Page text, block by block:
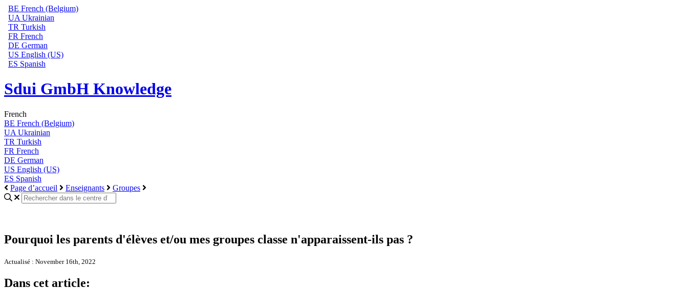
BE French (Belgium)
UA Ukrainian
TR Turkish
FR French
DE German
US English (US)
ES Spanish
Sdui GmbH Knowledge
French
BE French (Belgium)
UA Ukrainian
TR Turkish
FR French
DE German
US English (US)
ES Spanish
Page d’accueil
Enseignants Groupes
Pourquoi les parents d'élèves et/ou mes groupes classe n'apparaissent-ils pas ?
Actualisé : November 16th, 2022
Dans cet article: